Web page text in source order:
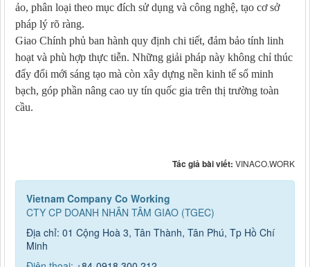
ảo, phân loại theo mục đích sử dụng và công nghệ, tạo cơ sở
pháp lý rõ ràng.
Giao Chính phủ ban hành quy định chi tiết, đảm bảo tính linh
hoạt và phù hợp thực tiễn. Những giải pháp này không chỉ thúc
đẩy đổi mới sáng tạo mà còn xây dựng nền kinh tế số minh
bạch, góp phần nâng cao uy tín quốc gia trên thị trường toàn
cầu.
Tác giả bài viết: VINACO.WORK
Vietnam Company Co Working
CTY CP DOANH NHÂN TÂM GIAO (TGEC)
Địa chỉ: 01 Cộng Hoà 3, Tân Thành, Tân Phú, Tp Hồ Chí
Minh